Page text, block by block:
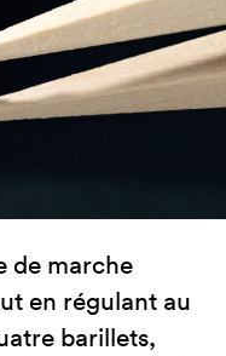
de marche
en régulant au
barillets,